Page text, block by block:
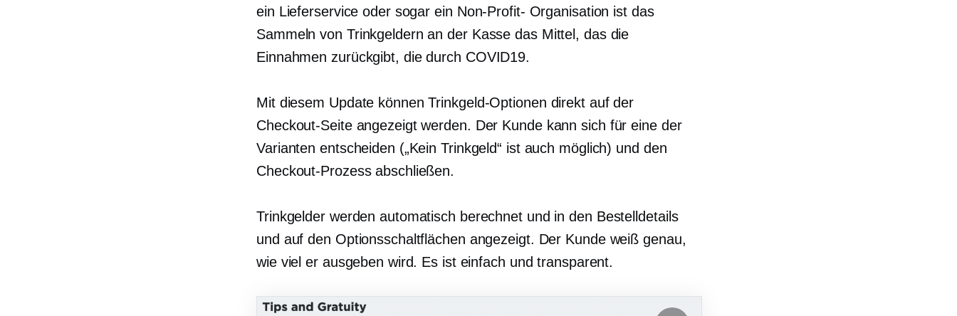
ein Lieferservice oder sogar ein Non-Profit- Organisation ist das
Sammeln von Trinkgeldern an der Kasse das Mittel, das die
Einnahmen zurückgibt, die durch COVID19.
Mit diesem Update können Trinkgeld-Optionen direkt auf der
Checkout-Seite angezeigt werden. Der Kunde kann sich für eine der
Varianten entscheiden („Kein Trinkgeld“ ist auch möglich) und den
Checkout-Prozess abschließen.
Trinkgelder werden automatisch berechnet und in den Bestelldetails
und auf den Optionsschaltflächen angezeigt. Der Kunde weiß genau,
wie viel er ausgeben wird. Es ist einfach und transparent.